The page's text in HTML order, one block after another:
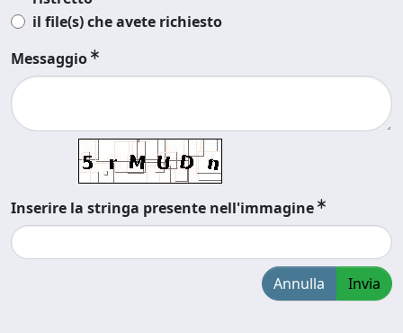
il file(s) che avete richiesto
Messaggio
Inserire la stringa presente nell'immagine
Annulla Invia